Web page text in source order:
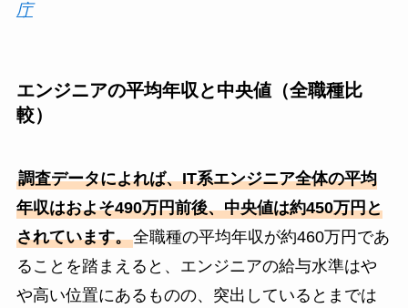
庁
エンジニアの平均年収と中央値（全職種比
較）
調査データによれば、IT系エンジニア全体の平均
年収はおよそ490万円前後、中央値は約450万円と
されています。全職種の平均年収が約460万円であ
ることを踏まえると、エンジニアの給与水準はや
や高い位置にあるものの、突出しているとまでは